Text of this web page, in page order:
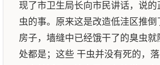
现了市卫生局长向市民讲话，说的
虫的事。原来这是改造低洼区推倒
房子，墙缝中已经饿干了的臭虫就
处都是；这些 干虫并没有死的，